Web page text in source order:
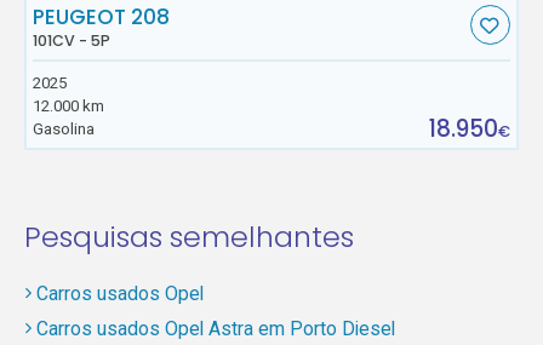
PEUGEOT 208
101CV - 5P
2025
12.000 km
Gasolina
18.950€
Pesquisas semelhantes
Carros usados Opel
Carros usados Opel Astra em Porto Diesel